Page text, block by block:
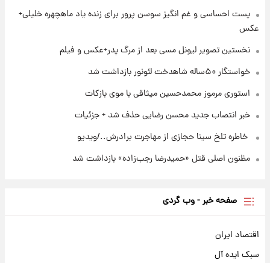
۲۰ ساعت پیش
استوری مرموز محمدحسین میثاقی با موی
پست احساسی و غم انگیز سوسن پرور برای زنده یاد ماهچهره خلیلی+
عکس
نخستین تصویر لیونل مسی بعد از مرگ پدر+عکس و فیلم
خواستگار ۵۰ساله شاهدخت لئونور بازداشت شد
استوری مرموز محمدحسین میثاقی با موی بازکات
خبر انتصاب جدید محسن رضایی حذف شد + جزئیات
⁨ خاطره تلخ سینا حجازی از مهاجرت برادرش../ویدیو
مظنون اصلی قتل «حمیدرضا رجب‌زاده» بازداشت شد
صفحه خبر - وب گردی
اقتصاد ایران
سبک ایده آل